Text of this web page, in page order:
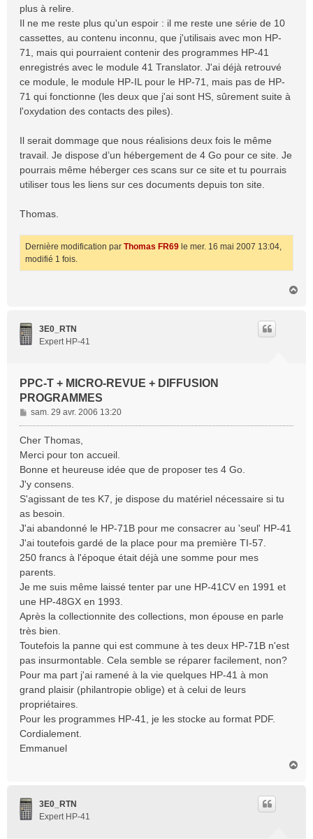
plus à relire.
Il ne me reste plus qu'un espoir : il me reste une série de 10
cassettes, au contenu inconnu, que j'utilisais avec mon HP-
71, mais qui pourraient contenir des programmes HP-41
enregistrés avec le module 41 Translator. J'ai déjà retrouvé
ce module, le module HP-IL pour le HP-71, mais pas de HP-
71 qui fonctionne (les deux que j'ai sont HS, sûrement suite à
l'oxydation des contacts des piles).
Il serait dommage que nous réalisions deux fois le même
travail. Je dispose d’un hébergement de 4 Go pour ce site. Je
pourrais même héberger ces scans sur ce site et tu pourrais
utiliser tous les liens sur ces documents depuis ton site.
Thomas.
Dernière modification par Thomas FR69 le mer. 16 mai 2007 13:04,
modifié 1 fois.
3E0_RTN
Expert HP-41
PPC-T + MICRO-REVUE + DIFFUSION
PROGRAMMES
M
e
s
g
e
sam. 29 avr. 2006 13:20
Cher Thomas,
Merci pour ton accueil.
Bonne et heureuse idée que de proposer tes 4 Go.
J'y consens.
S'agissant de tes K7, je dispose du matériel nécessaire si tu
as besoin.
J'ai abandonné le HP-71B pour me consacrer au 'seul' HP-41
J'ai toutefois gardé de la place pour ma première TI-57.
250 francs à l'époque était déjà une somme pour mes
parents.
Je me suis même laissé tenter par une HP-41CV en 1991 et
une HP-48GX en 1993.
Après la collectionnite des collections, mon épouse en parle
très bien.
Toutefois la panne qui est commune à tes deux HP-71B n'est
pas insurmontable. Cela semble se réparer facilement, non?
Pour ma part j'ai ramené à la vie quelques HP-41 à mon
grand plaisir (philantropie oblige) et à celui de leurs
propriétaires.
Pour les programmes HP-41, je les stocke au format PDF.
Cordialement.
Emmanuel
3E0_RTN
Expert HP-41